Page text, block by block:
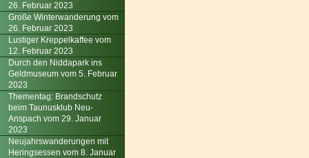
26. Februar 2023
Große Winterwanderung vom
26. Februar 2023
Lustiger Kreppelkaffee vom
12. Februar 2023
Durch den Niddapark ins
Geldmuseum vom 5. Februar
2023
Thementag: Brandschutz
beim Taunusklub Neu-
Anspach vom 29. Januar
2023
Neujahrswanderungen mit
Heringsessen vom 8. Januar